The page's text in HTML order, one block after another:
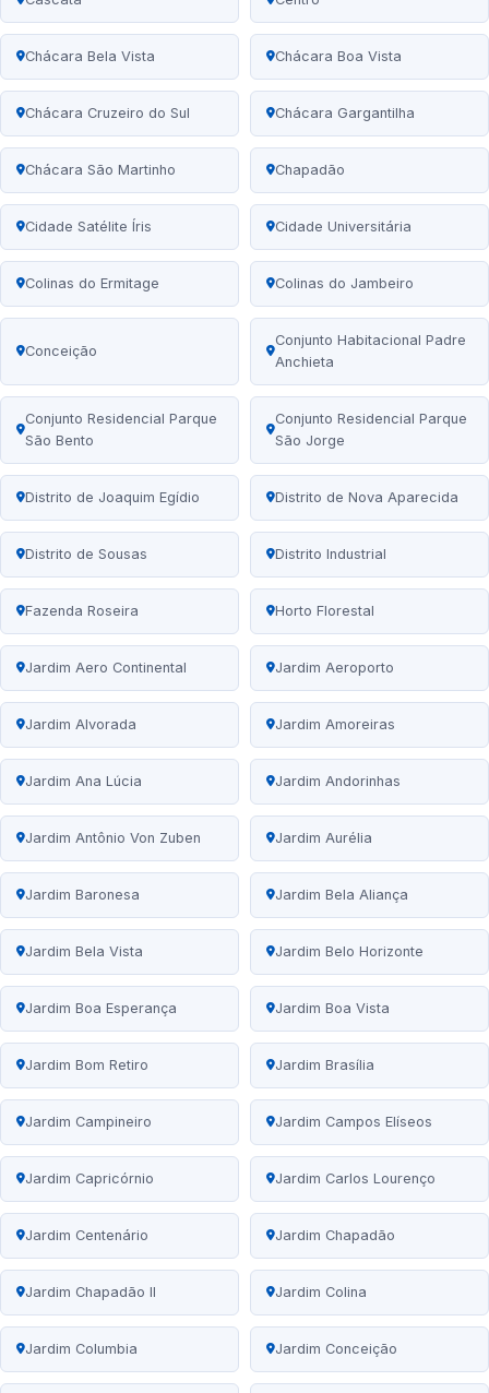
Chácara Bela Vista Chácara Boa Vista
Chácara Cruzeiro do Sul Chácara Gargantilha
Chácara São Martinho Chapadão
Cidade Satélite Íris Cidade Universitária
Colinas do Ermitage Colinas do Jambeiro
Conceição
Conjunto Habitacional Padre
Anchieta
Conjunto Residencial Parque
São Bento
Conjunto Residencial Parque
São Jorge
Distrito de Joaquim Egídio Distrito de Nova Aparecida
Distrito de Sousas Distrito Industrial
Fazenda Roseira Horto Florestal
Jardim Aero Continental Jardim Aeroporto
Jardim Alvorada Jardim Amoreiras
Jardim Ana Lúcia Jardim Andorinhas
Jardim Antônio Von Zuben Jardim Aurélia
Jardim Baronesa Jardim Bela Aliança
Jardim Bela Vista Jardim Belo Horizonte
Jardim Boa Esperança Jardim Boa Vista
Jardim Bom Retiro Jardim Brasília
Jardim Campineiro Jardim Campos Elíseos
Jardim Capricórnio Jardim Carlos Lourenço
Jardim Centenário Jardim Chapadão
Jardim Chapadão II Jardim Colina
Jardim Columbia Jardim Conceição